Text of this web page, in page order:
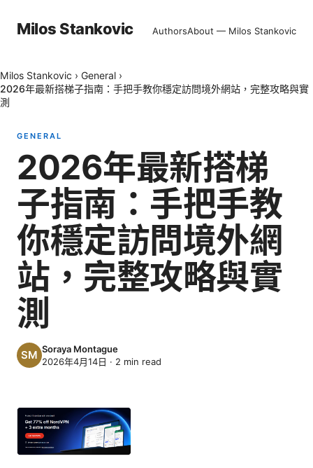
Milos Stankovic AuthorsAbout — Milos Stankovic
Milos Stankovic › General ›
2026年最新搭梯子指南：手把手教你穩定訪問境外網站，完整攻略與實
測
GENERAL
2026年最新搭梯
子指南：手把手教
你穩定訪問境外網
站，完整攻略與實
測
Soraya Montague
2026年4月14日 · 2 min read